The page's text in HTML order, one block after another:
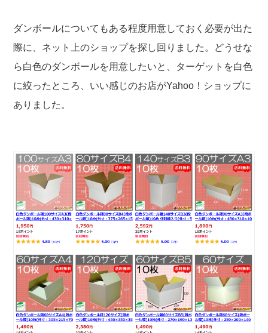
ダンボールについてもある程度用意しておく必要が出た
際に、ネット上のショップを探し回りました。どうせな
ら白色のダンボールを用意したいと、ターゲットを白色
に絞ったところ、いい感じのお店がYahoo！ショップに
ありました。